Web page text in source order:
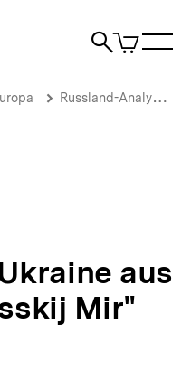
Suche
Artikel
im
Russland-Analysen
aus
Mir"